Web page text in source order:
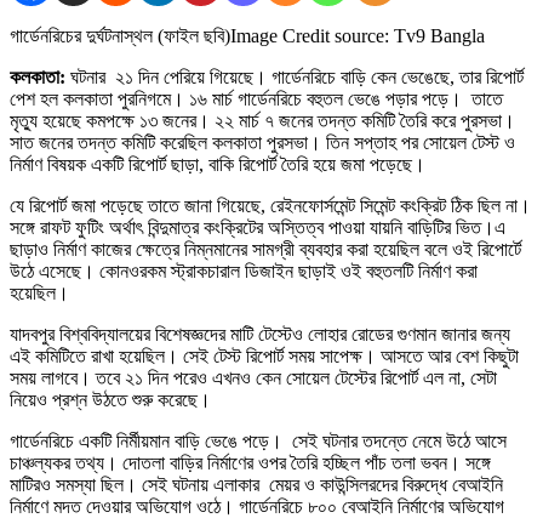
গার্ডেনরিচের দুর্ঘটনাস্থল (ফাইল ছবি)Image Credit source: Tv9 Bangla
কলকাতা: ঘটনার ২১ দিন পেরিয়ে গিয়েছে। গার্ডেনরিচে বাড়ি কেন ভেঙেছে, তার রিপোর্ট
পেশ হল কলকাতা পুরনিগমে। ১৬ মার্চ গার্ডেনরিচে বহুতল ভেঙে পড়ার পড়ে। তাতে
মৃত্যু হয়েছে কমপক্ষে ১৩ জনের। ২২ মার্চ ৭ জনের তদন্ত কমিটি তৈরি করে পুরসভা।
সাত জনের তদন্ত কমিটি করেছিল কলকাতা পুরসভা। তিন সপ্তাহ পর সোয়েল টেস্ট ও
নির্মাণ বিষয়ক একটি রিপোর্ট ছাড়া, বাকি রিপোর্ট তৈরি হয়ে জমা পড়েছে।
যে রিপোর্ট জমা পড়েছে তাতে জানা গিয়েছে, রেইনফোর্সমেন্ট সিমেন্ট কংক্রিট ঠিক ছিল না।
সঙ্গে রাফট ফুটিং অর্থাৎ বিন্দুমাত্র কংক্রিটের অস্তিত্ব পাওয়া যায়নি বাড়িটির ভিত।‌এ
ছাড়াও নির্মাণ কাজের ক্ষেত্রে নিম্নমানের সামগ্রী ব্যবহার করা হয়েছিল বলে ওই রিপোর্টে
উঠে এসেছে। কোনওরকম স্ট্রাকচারাল ডিজাইন ছাড়াই ওই বহুতলটি নির্মাণ করা
হয়েছিল।
যাদবপুর বিশ্ববিদ্যালয়ের বিশেষজ্ঞদের মাটি টেস্টেও লোহার রোডের গুণমান জানার জন্য
এই কমিটিতে রাখা হয়েছিল। সেই টেস্ট রিপোর্ট সময় সাপেক্ষ। আসতে আর বেশ কিছুটা
সময় লাগবে। তবে ২১ দিন পরেও এখনও কেন সোয়েল টেস্টের রিপোর্ট এল না, সেটা
নিয়েও প্রশ্ন উঠতে শুরু করেছে।
গার্ডেনরিচে একটি নির্মীয়মান বাড়ি ভেঙে পড়ে। সেই ঘটনার তদন্তে নেমে উঠে আসে
চাঞ্চল্যকর তথ্য। দোতলা বাড়ির নির্মাণের ওপর তৈরি হচ্ছিল পাঁচ তলা ভবন। সঙ্গে
মাটিরও সমস্যা ছিল। সেই ঘটনায় এলাকার মেয়র ও কাউন্সিলরদের বিরুদ্ধে বেআইনি
নির্মাণে মদত দেওয়ার অভিযোগ ওঠে। গার্ডেনরিচে ৮০০ বেআইনি নির্মাণের অভিযোগ